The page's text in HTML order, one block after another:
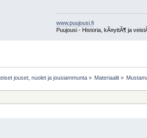
www.puujousi.fi
Puujousi - Historia, kÃ¤yttÃ¶ ja
jouset, nuolet ja jousiammunta» Materiaalit»